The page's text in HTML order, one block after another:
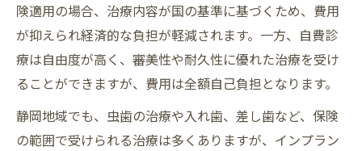
険適用の場合、治療内容が国の基準に基づくため、費用
が抑えられ経済的な負担が軽減されます。一方、自費診
療は自由度が高く、審美性や耐久性に優れた治療を受け
ることができますが、費用は全額自己負担となります。
静岡地域でも、虫歯の治療や入れ歯、差し歯など、保険
の範囲で受けられる治療は多くありますが、インプラン